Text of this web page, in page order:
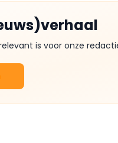
is voor onze